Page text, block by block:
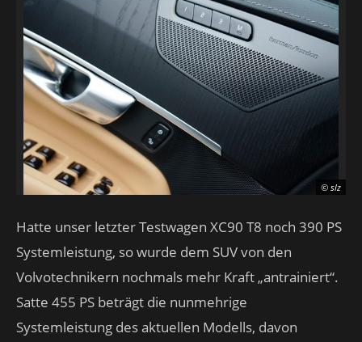
© slz
Hatte unser letzter Testwagen XC90 T8 noch 390 PS
Systemleistung, so wurde dem SUV von den
Volvotechnikern nochmals mehr Kraft „antrainiert“.
Satte 455 PS beträgt die nunmehrige
Systemleistung des aktuellen Modells, davon